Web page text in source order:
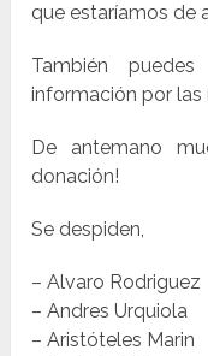
que estaríamos de
También
información por las
De antemano
donación!
Se despiden,
– Alvaro Rodriguez
– Andres Urquiola
– Aristóteles Marin